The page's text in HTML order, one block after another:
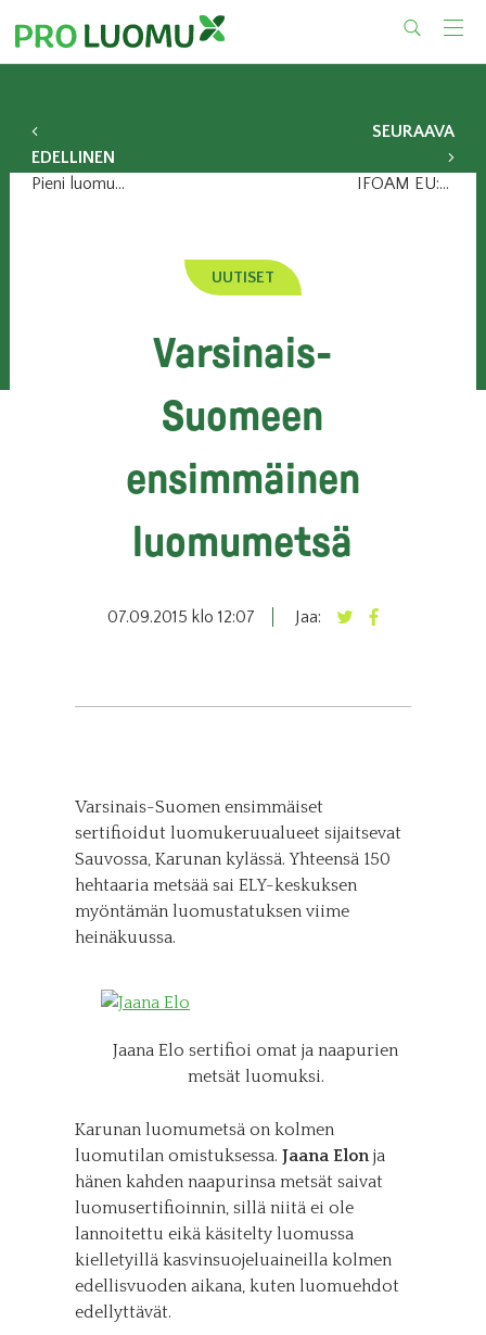
content
EDELLINEN
Pieni luomutietovisa
SEURAAVA
IFOAM EU:n visio: luomusta valtavirtaa
UUTISET
Varsinais-
Suomeen
ensimmäinen
luomumetsä
07.09.2015 klo 12:07 Jaa:
Varsinais-Suomen ensimmäiset
sertifioidut luomukeruualueet sijaitsevat
Sauvossa, Karunan kylässä. Yhteensä 150
hehtaaria metsää sai ELY-keskuksen
myöntämän luomustatuksen viime
heinäkuussa.
Jaana Elo sertifioi omat ja naapurien
metsät luomuksi.
Karunan luomumetsä on kolmen
luomutilan omistuksessa. Jaana Elonja
hänen kahden naapurinsa metsät saivat
luomusertifioinnin, sillä niitä ei ole
lannoitettu eikä käsitelty luomussa
kielletyillä kasvinsuojeluaineilla kolmen
edellisvuoden aikana, kuten luomuehdot
edellyttävät.